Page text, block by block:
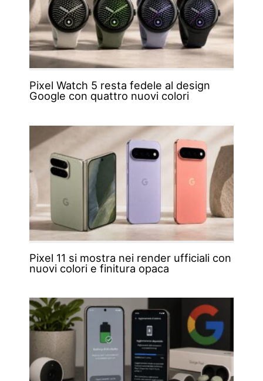
Pixel Watch 5 resta fedele al design
Google con quattro nuovi colori
Pixel 11 si mostra nei render ufficiali con
nuovi colori e finitura opaca